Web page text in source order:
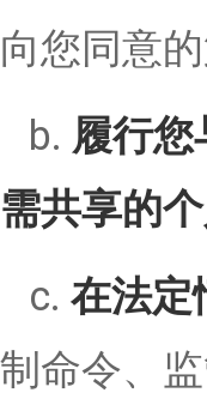
向您同意
b. 履行
需共享的
c. 在法定
制命令、